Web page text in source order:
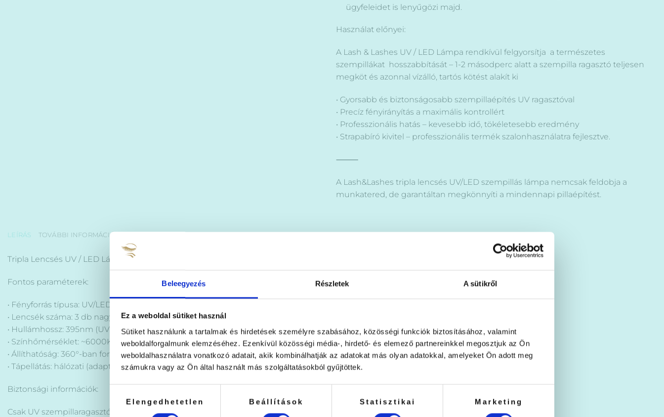
Beleegyezés Részletek A sütikről
Ez a weboldal sütiket használ
Sütiket használunk a tartalmak és hirdetések személyre szabásához, közösségi funkciók biztosításához, valamint
weboldalforgalmunk elemzéséhez. Ezenkívül közösségi média-, hirdető- és elemező partnereinkkel megosztjuk az Ön
weboldalhasználatra vonatkozó adatait, akik kombinálhatják az adatokat más olyan adatokkal, amelyeket Ön adott meg
számukra vagy az Ön által használt más szolgáltatásokból gyűjtöttek.
kiválasztása
Elengedhetetlen Beállítások Statisztikai Marketing
ügyfeleidet is lenyűgözi majd.
Használat előnyei:
A Lash & Lashes UV / LED Lámpa rendkívül felgyorsítja a természetes
szempillákat hosszabbítását – 1-2 másodperc alatt a szempilla ragasztó teljesen
megköt és azonnal vízálló, tartós kötést alakít ki
• Gyorsabb és biztonságosabb szempillaépítés UV ragasztóval
• Precíz fényirányítás a maximális kontrollért
• Professzionális hatás – kevesebb idő, tökéletesebb eredmény
• Strapabíró kivitel – professzionális termék szalonhasználatra fejlesztve.
⸻
A Lash&Lashes tripla lencsés UV/LED szempillás lámpa nemcsak feldobja a
munkatered, de garantáltan megkönnyíti a mindennapi pillaépítést.
LEÍRÁS TOVÁBBI INFORMÁCIÓK
Tripla Lencsés UV / LED Lámpa Forgatható Fejjel
Fontos paraméterek:
• Fényforrás típusa: UV/LED kombinált
• Lencsék száma: 3 db nagy teljesítményű optikai lencse
• Hullámhossz: 395nm (UV fény) – ideális UV ragasztókhoz
• Színhőmérséklet: ~6000K (hidegfehér fény)
• Állíthatóság: 360°-ban forgatható, hajlítható, forgatható fej
• Tápellátás: hálózati (adapterrel)
Biztonsági információk:
Csak UV szempillaragasztóval való használatra alkalmas, csak professzionális felhasználásra!